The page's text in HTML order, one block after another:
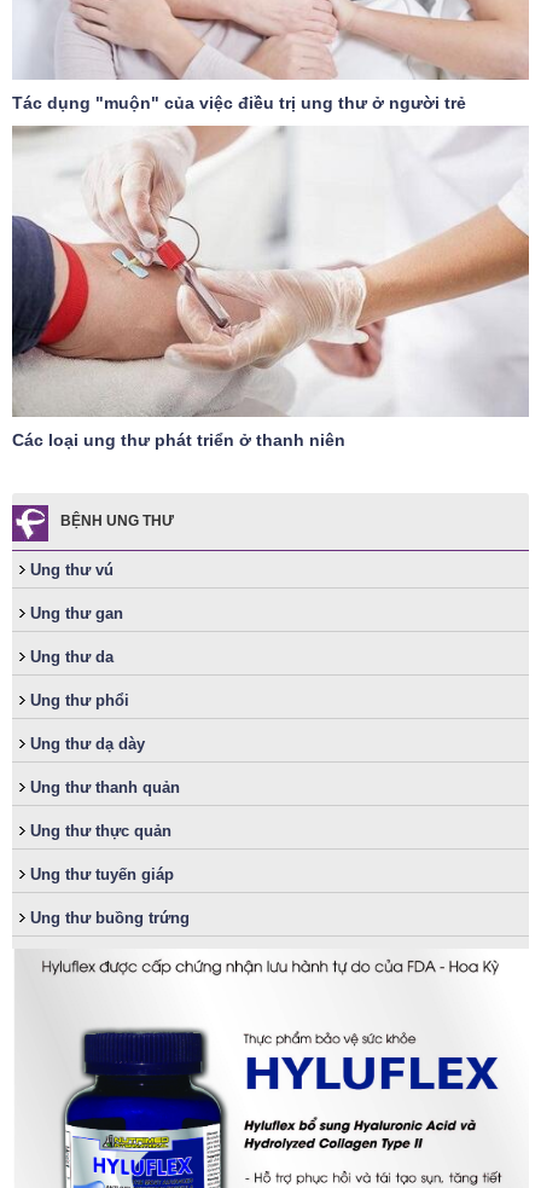
Tác dụng "muộn" của việc điều trị ung thư ở người trẻ
Các loại ung thư phát triển ở thanh niên
BỆNH UNG THƯ
Ung thư vú
Ung thư gan
Ung thư da
Ung thư phổi
Ung thư dạ dày
Ung thư thanh quản
Ung thư thực quản
Ung thư tuyến giáp
Ung thư buồng trứng